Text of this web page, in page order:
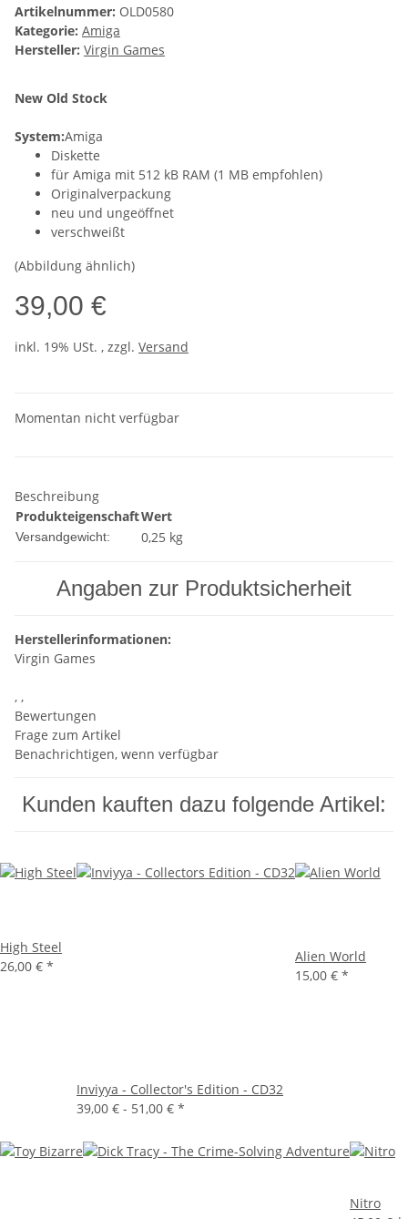
Artikelnummer: OLD0580
Kategorie: Amiga
Hersteller: Virgin Games
New Old Stock
System:Amiga
Diskette
für Amiga mit 512 kB RAM (1 MB empfohlen)
Originalverpackung
neu und ungeöffnet
verschweißt
(Abbildung ähnlich)
39,00 €
inkl. 19% USt. , zzgl. Versand
Momentan nicht verfügbar
Beschreibung
ProdukteigenschaftWert
Versandgewicht: 0,25 kg
Angaben zur Produktsicherheit
Herstellerinformationen:
Virgin Games
, ,
Bewertungen
Frage zum Artikel
Benachrichtigen, wenn verfügbar
Kunden kauften dazu folgende Artikel:
High Steel
26,00 € *
Inviyya - Collector's Edition - CD32
39,00 € - 51,00 € *
Alien World
15,00 € *
Nitro